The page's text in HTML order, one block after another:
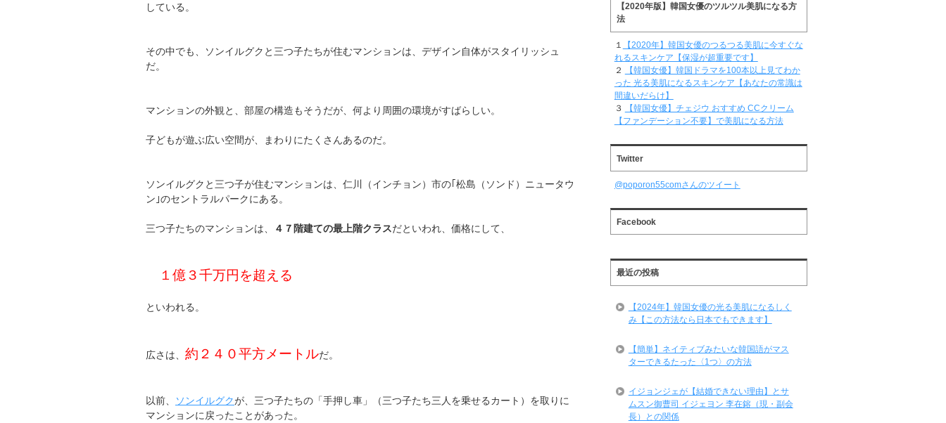
している。
その中でも、ソンイルグクと三つ子たちが住むマンションは、デザイン自体がスタイリッシュ
だ。
マンションの外観と、部屋の構造もそうだが、何より周囲の環境がすばらしい。
子どもが遊ぶ広い空間が、まわりにたくさんあるのだ。
ソンイルグクと三つ子が住むマンションは、仁川（インチョン）市の｢松島（ソンド）ニュータウ
ン｣のセントラルパークにある。
三つ子たちのマンションは、 ４７階建ての最上階クラスだといわれ、価格にして、
１億３千万円を超える
といわれる。
広さは、 約２４０平方メートルだ。
以前、 ソンイルグクが、三つ子たちの「手押し車」（三つ子たち三人を乗せるカート）を取りに
マンションに戻ったことがあった。
【2020年版】韓国女優のツルツル美肌になる方
法
１
【2020年】韓国女優のつるつる美肌に今すぐな
れるスキンケア【保湿が超重要です】
２
【韓国女優】韓国ドラマを100本以上見てわか
った 光る美肌になるスキンケア【あなたの常識は
間違いだらけ】
３
【韓国女優】チェジウ おすすめ CCクリーム
【ファンデーション不要】で美肌になる方法
Twitter
@poporon55comさんのツイート
Facebook
最近の投稿
【2024年】韓国女優の光る美肌になるしく
み【この方法なら日本でもできます】
【簡単】ネイティブみたいな韓国語がマス
ターできるたった〈1つ〉の方法
イジョンジェが【結婚できない理由】とサ
ムスン御曹司 イジェヨン 李在鎔（現・副会
長）との関係